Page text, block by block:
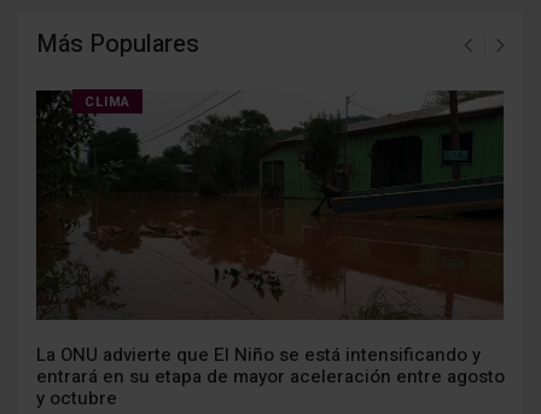
Más Populares
CLIMA
La ONU advierte que El Niño se está intensificando y
entrará en su etapa de mayor aceleración entre agosto
y octubre